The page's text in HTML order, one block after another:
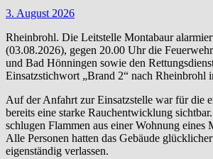
3. August 2026
Rheinbrohl. Die Leitstelle Montabaur
(03.08.2026), gegen 20.00 Uhr die
und Bad Hönningen sowie den
Einsatzstichwort „Brand 2“ nach Rheinbrohl
Auf der Anfahrt zur Einsatzstelle war für die
bereits eine starke Rauchentwicklung
schlugen Flammen aus einer Wohnung eines
Alle Personen hatten das Gebäude
eigenständig verlassen.